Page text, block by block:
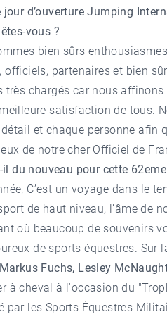
jour d’ouverture Jumping
vous ?
bien sûrs
officiels, partenaires et bien
très chargés car nous affinons
satisfaction de tous.
et chaque personne afin
de notre cher Officiel de
il du nouveau pour cette
C’est un voyage dans le
de haut niveau, l’âme de
où beaucoup de souvenirs
de sports équestres. Sur
Fuchs, Lesley
à cheval à l'occasion du
par les Sports Équestres